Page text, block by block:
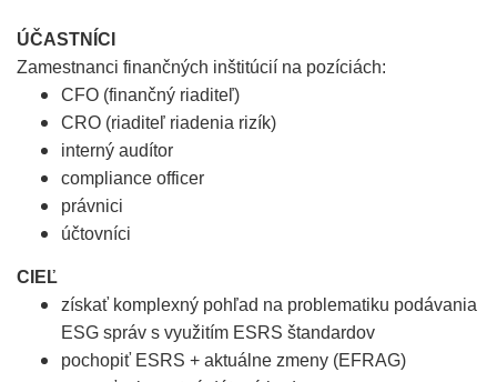
ÚČASTNÍCI
Zamestnanci finančných inštitúcií na pozíciách:
CFO (finančný riaditeľ)
CRO (riaditeľ riadenia rizík)
interný audítor
compliance officer
právnici
účtovníci
CIEĽ
získať komplexný pohľad na problematiku podávania
ESG správ s využitím ESRS štandardov
pochopiť ESRS + aktuálne zmeny (EFRAG)